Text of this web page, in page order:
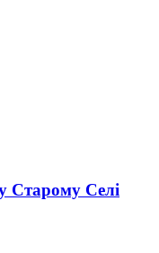
Старому Селі